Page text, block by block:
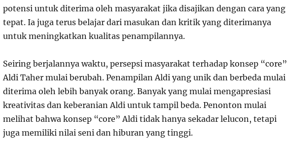
potensi untuk diterima oleh masyarakat jika disajikan dengan cara yang
tepat. Ia juga terus belajar dari masukan dan kritik yang diterimanya
untuk meningkatkan kualitas penampilannya.
Seiring berjalannya waktu, persepsi masyarakat terhadap konsep “core”
Aldi Taher mulai berubah. Penampilan Aldi yang unik dan berbeda mulai
diterima oleh lebih banyak orang. Banyak yang mulai mengapresiasi
kreativitas dan keberanian Aldi untuk tampil beda. Penonton mulai
melihat bahwa konsep “core” Aldi tidak hanya sekadar lelucon, tetapi
juga memiliki nilai seni dan hiburan yang tinggi.